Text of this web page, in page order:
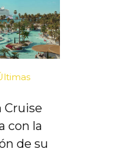
Cruise
con la
de su